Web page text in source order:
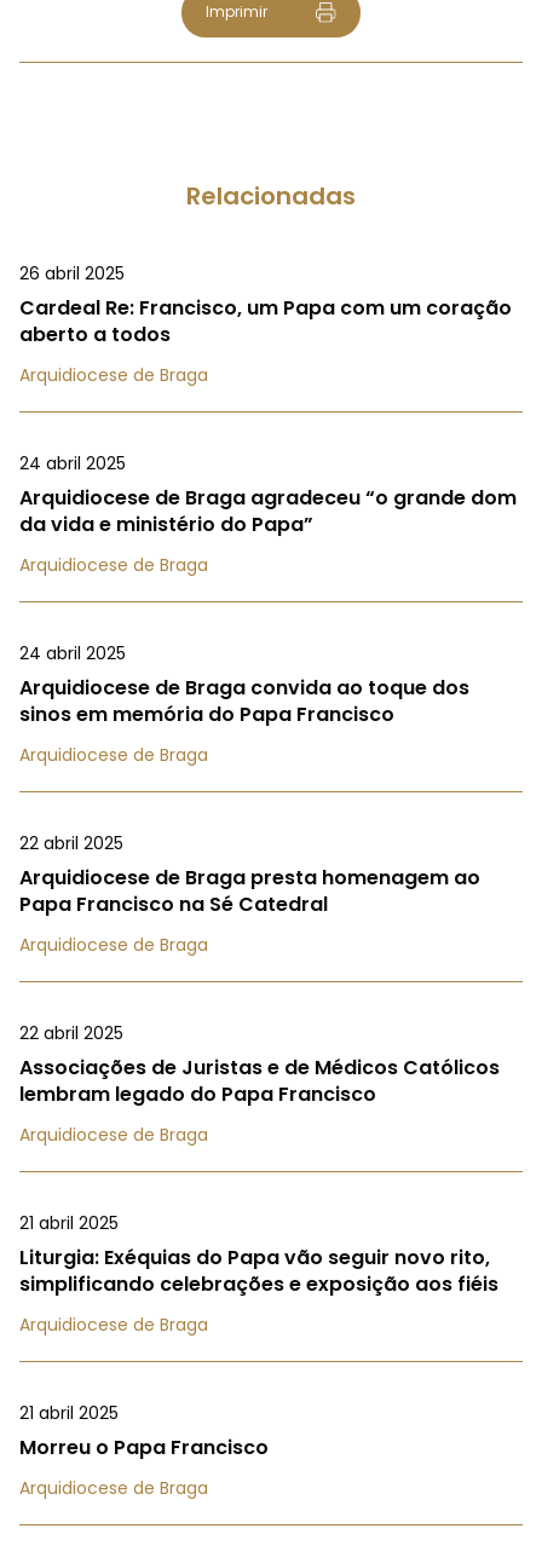
Imprimir
Relacionadas
26 abril 2025
Cardeal Re: Francisco, um Papa com um coração
aberto a todos
Arquidiocese de Braga
24 abril 2025
Arquidiocese de Braga agradeceu “o grande dom
da vida e ministério do Papa”
Arquidiocese de Braga
24 abril 2025
Arquidiocese de Braga convida ao toque dos
sinos em memória do Papa Francisco
Arquidiocese de Braga
22 abril 2025
Arquidiocese de Braga presta homenagem ao
Papa Francisco na Sé Catedral
Arquidiocese de Braga
22 abril 2025
Associações de Juristas e de Médicos Católicos
lembram legado do Papa Francisco
Arquidiocese de Braga
21 abril 2025
Liturgia: Exéquias do Papa vão seguir novo rito,
simplificando celebrações e exposição aos fiéis
Arquidiocese de Braga
21 abril 2025
Morreu o Papa Francisco
Arquidiocese de Braga